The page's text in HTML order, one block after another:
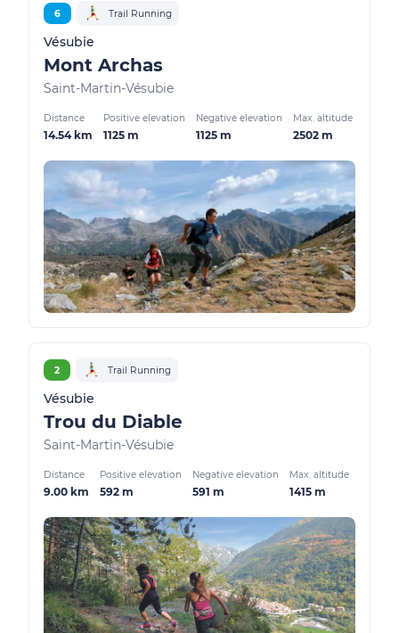
6 Trail Running
Vésubie
Mont Archas
Saint-Martin-Vésubie
Distance
14.54 km
Positive elevation
1125 m
Negative elevation
1125 m
Max. altitude
2502 m
2 Trail Running
Vésubie
Trou du Diable
Saint-Martin-Vésubie
Distance
9.00 km
Positive elevation
592 m
Negative elevation
591 m
Max. altitude
1415 m